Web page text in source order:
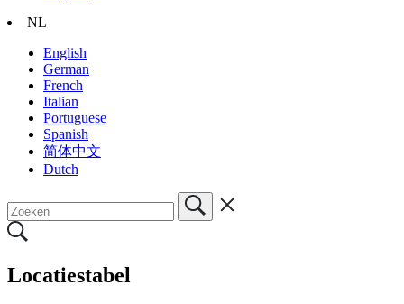
NL
English
German
French
Italian
Portuguese
Spanish
简体中文
Dutch
Locatiestabel